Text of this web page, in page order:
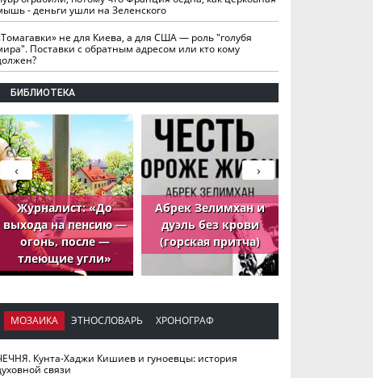
- деньги ушли на Зеленского
не для Киева, а для США — роль "голубя
Поставки с обратным адресом или кто кому
БИБЛИОТЕКА
Журналист: «До
выхода на пенсию —
огонь, после —
тлеющие угли»
Абрек Зелимхан и
дуэль без крови
(горская притча)
›
‹
МОЗАИКА ЭТНОСЛОВАРЬ ХРОНОГРАФ
Кунта-Хаджи Кишиев и гуноевцы: история
связи